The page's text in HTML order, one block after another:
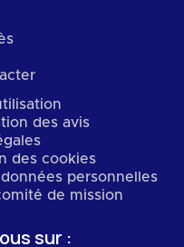
des avis
des cookies
personnelles
de mission
sur :